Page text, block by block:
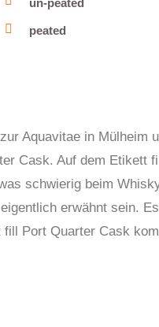
un-peated
peated
Aquavitae in Mülheim
Cask. Auf dem Etikett
schwierig beim
erwähnt sein.
Port Quarter Cask